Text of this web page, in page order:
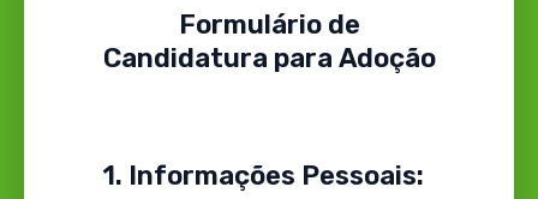
Formulário de
Candidatura para Adoção
1. Informações Pessoais: